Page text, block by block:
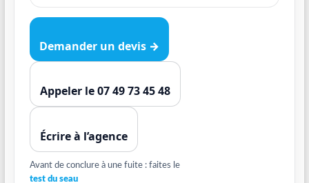
Demander un devis →
Appeler le 07 49 73 45 48
Écrire à l’agence
Avant de conclure à une fuite : faites le
test du seau